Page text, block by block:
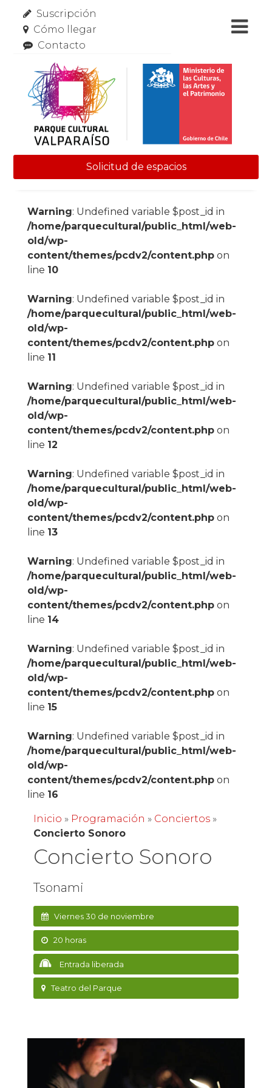
Suscripción
Cómo llegar
Contacto
Solicitud de espacios
Warning: Undefined variable $post_id in
/home/parquecultural/public_html/web-
old/wp-
content/themes/pcdv2/content.phpon
line 10
Warning: Undefined variable $post_id in
/home/parquecultural/public_html/web-
old/wp-
content/themes/pcdv2/content.phpon
line 11
Warning: Undefined variable $post_id in
/home/parquecultural/public_html/web-
old/wp-
content/themes/pcdv2/content.phpon
line 12
Warning: Undefined variable $post_id in
/home/parquecultural/public_html/web-
old/wp-
content/themes/pcdv2/content.phpon
line 13
Warning: Undefined variable $post_id in
/home/parquecultural/public_html/web-
old/wp-
content/themes/pcdv2/content.phpon
line 14
Warning: Undefined variable $post_id in
/home/parquecultural/public_html/web-
old/wp-
content/themes/pcdv2/content.phpon
line 15
Warning: Undefined variable $post_id in
/home/parquecultural/public_html/web-
old/wp-
content/themes/pcdv2/content.phpon
line 16
Inicio » Programación » Conciertos»
Concierto Sonoro
Concierto Sonoro
Tsonami
Viernes 30 de noviembre
20 horas
Entrada liberada
Teatro del Parque